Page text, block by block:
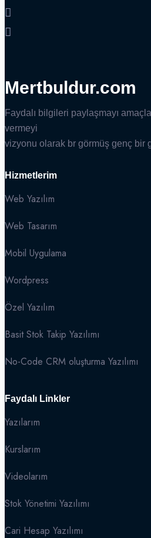
Mertbuldur.com
Faydalı bilgileri paylaşmayı
vermeyi
vizyonu olarak br görmüş genç bir
Hizmetlerim
Web Yazılım
Web Tasarım
Mobil Uygulama
Wordpress
Özel Yazılım
Basit Stok Takip Yazılımı
No-Code CRM oluşturma Yazılımı
Faydalı Linkler
Yazılarım
Kurslarım
Videolarım
Stok Yönetimi Yazılımı
Cari Hesap Yazılımı